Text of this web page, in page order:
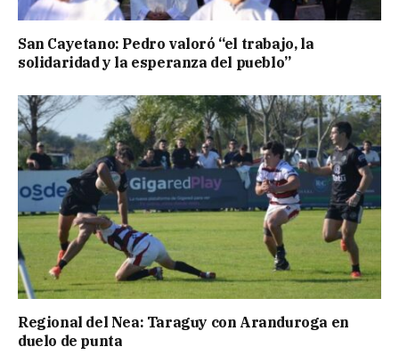
San Cayetano: Pedro valoró “el trabajo, la
solidaridad y la esperanza del pueblo”
Regional del Nea: Taraguy con Aranduroga en
duelo de punta